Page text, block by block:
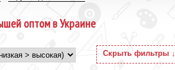
оптом в Украине
Скрыть фильтры ↓